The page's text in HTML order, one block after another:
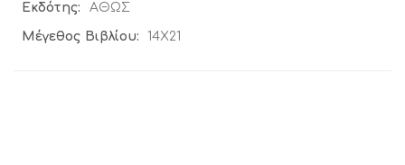
ΑΘΩΣ
14X21